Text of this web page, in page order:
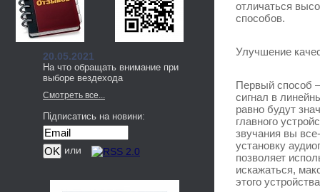
20.05.2021
На что обращать внимание при
выборе вездехода
Смотреть все...
Підписатись на новини:
или
отличаться
способов.
Улучшение
Первый способ –
сигнал в
равно будут
главного
звучания вы
установку
позволяет
искажаться,
этого